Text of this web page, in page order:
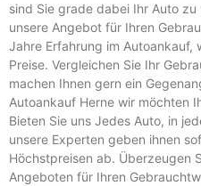
sind Sie grade dabei Ihr Auto
unsere Angebot für Ihren
Jahre Erfahrung im Autoankauf,
Preise. Vergleichen Sie Ihr
machen Ihnen gern ein
Autoankauf Herne wir möchten
Bieten Sie uns Jedes Auto, in
unsere Experten geben ihnen
Höchstpreisen ab. Überzeugen
Angeboten für Ihren